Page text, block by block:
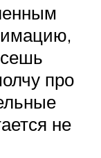
про
не